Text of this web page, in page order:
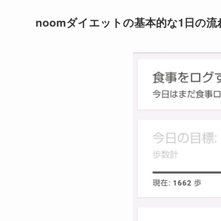
noomダイエットの基本的な1日の流